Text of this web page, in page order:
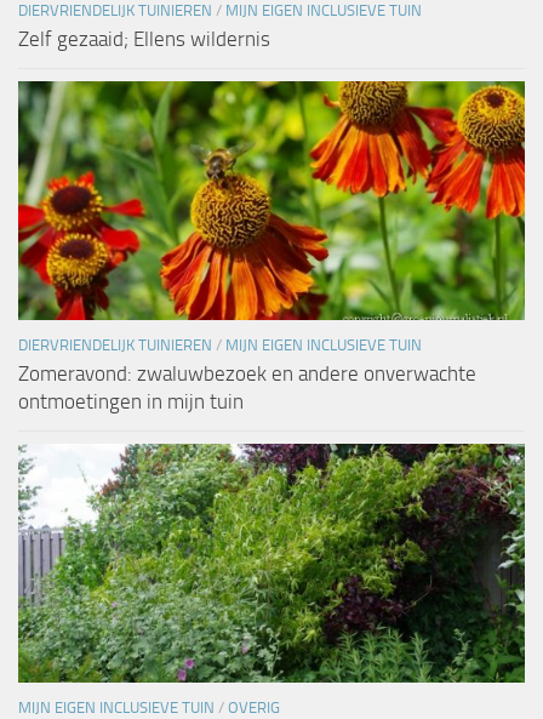
DIERVRIENDELIJK TUINIEREN / MIJN EIGEN INCLUSIEVE TUIN
Zelf gezaaid; Ellens wildernis
DIERVRIENDELIJK TUINIEREN / MIJN EIGEN INCLUSIEVE TUIN
Zomeravond: zwaluwbezoek en andere onverwachte
ontmoetingen in mijn tuin
MIJN EIGEN INCLUSIEVE TUIN / OVERIG